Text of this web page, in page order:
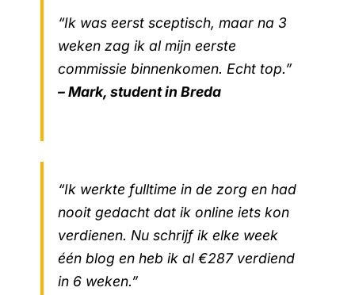
“Ik was eerst sceptisch, maar na 3
weken zag ik al mijn eerste
commissie binnenkomen. Echt top.”
– Mark, student in Breda
“Ik werkte fulltime in de zorg en had
nooit gedacht dat ik online iets kon
verdienen. Nu schrijf ik elke week
één blog en heb ik al €287 verdiend
in 6 weken.”